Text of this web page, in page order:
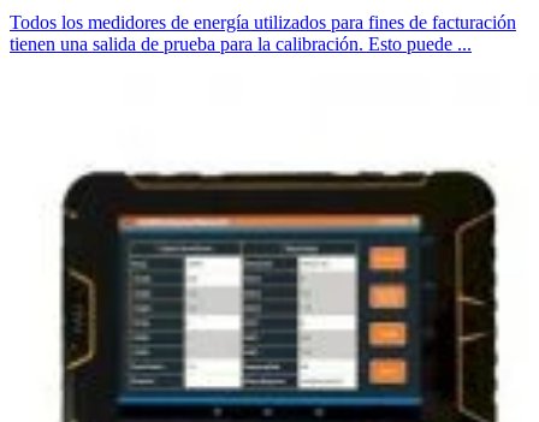
Todos los medidores de energía utilizados para fines de facturación
tienen una salida de prueba para la calibración. Esto puede ...